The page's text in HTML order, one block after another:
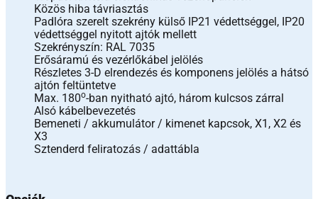
Közös hiba távriasztás
Padlóra szerelt szekrény külső IP21 védettséggel, IP20
védettséggel nyitott ajtók mellett
Szekrényszín: RAL 7035
Erősáramú és vezérlőkábel jelölés
Részletes 3-D elrendezés és komponens jelölés a hátsó
ajtón feltüntetve
Max. 180o-ban nyitható ajtó, három kulcsos zárral
Alsó kábelbevezetés
Bemeneti / akkumulátor / kimenet kapcsok, X1, X2 és
X3
Sztenderd feliratozás / adattábla